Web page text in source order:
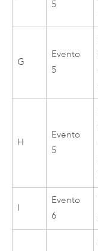
5
G
Evento
5
H
Evento
5
I
Evento
6